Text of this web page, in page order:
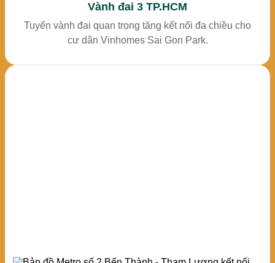
Vành đai 3 TP.HCM
Tuyến vành đai quan trọng tăng kết nối đa chiều cho
cư dân Vinhomes Sai Gon Park.